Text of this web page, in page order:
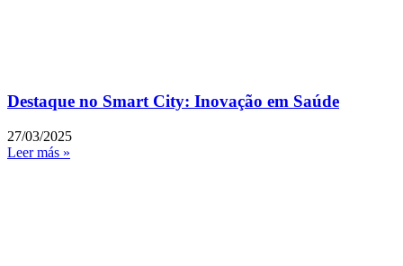
Destaque no Smart City: Inovação em Saúde
27/03/2025
Leer más »